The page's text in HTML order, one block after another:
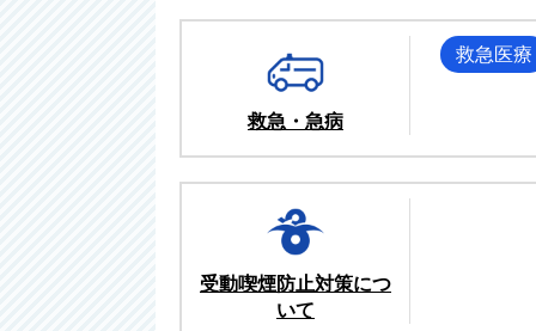
救急・急病
救急医療
受動喫煙防止対策につ
いて